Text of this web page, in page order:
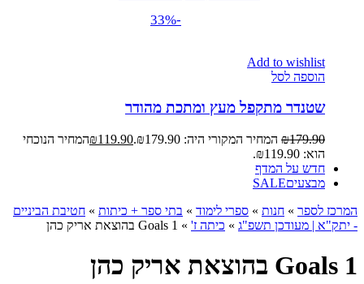
-33%
Add to wishlist
הוספה לסל
שטנדר מתקפל מעץ ומתכת מהודר
₪179.90 המחיר המקורי היה: ₪179.90. ₪119.90
המחיר הנוכחי
הוא: ₪119.90.
חדש על המדף
מבצעיםSALE
המרכז לספר » חנות » ספרי לימוד » בתי ספר + כיתות » חטיבת הביניים
- יתק"א | מעודכן תשפ"ג » כיתה ז' » Goals 1 בהוצאת אריק כהן
Goals 1 בהוצאת אריק כהן